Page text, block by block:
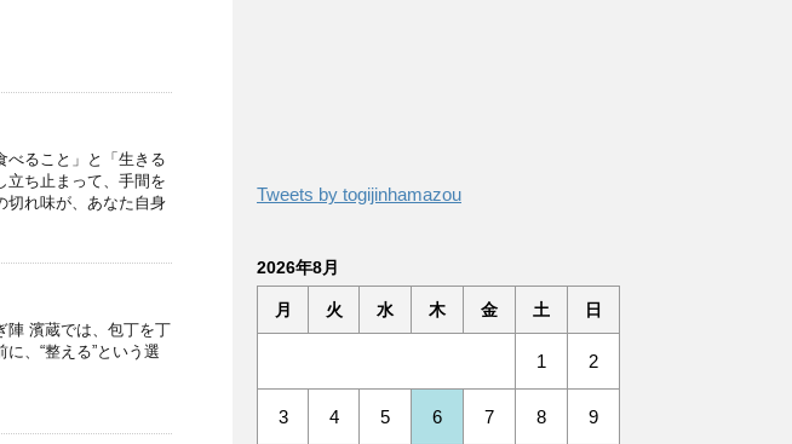
べること」と「生きる
立ち止まって、手間を
切れ味が、あなた自身
陣 濱蔵では、包丁を丁
、“整える”という選
Tweets by togijinhamazou
2026年8月
月 火 水 木 金 土 日
1 2
3 4 5 6 7 8 9